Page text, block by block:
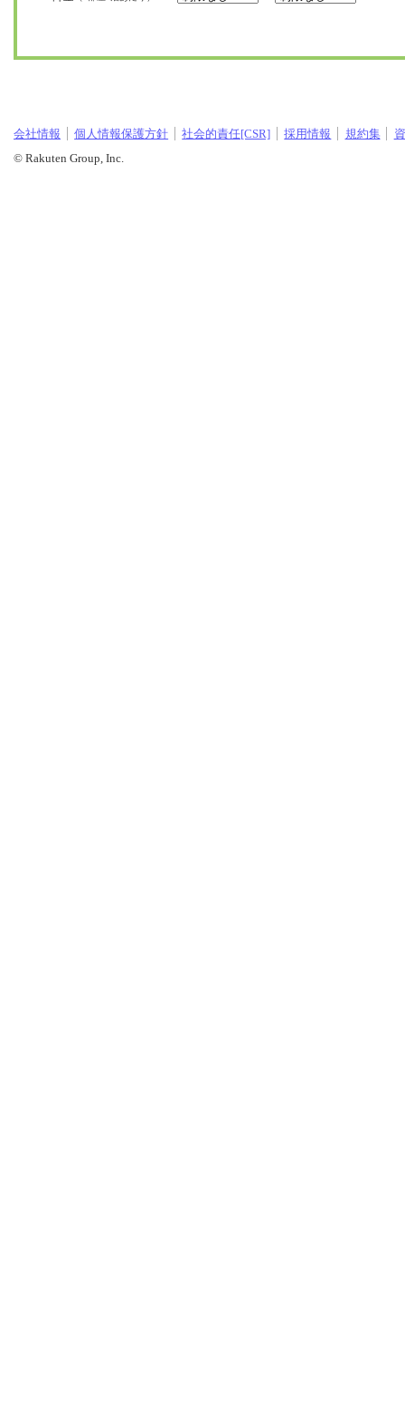
会社情報 個人情報保護方針 社会的責任[CSR] 採用情報 規約集
© Rakuten Group, Inc.